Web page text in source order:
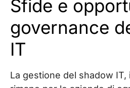
Sfide e
governance
IT
La gestione del shadow IT,